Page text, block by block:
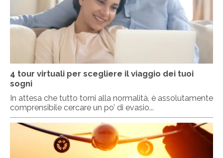
4 tour virtuali per scegliere il viaggio dei tuoi
sogni
In attesa che tutto torni alla normalità, è assolutamente
comprensibile cercare un po’ di evasio...